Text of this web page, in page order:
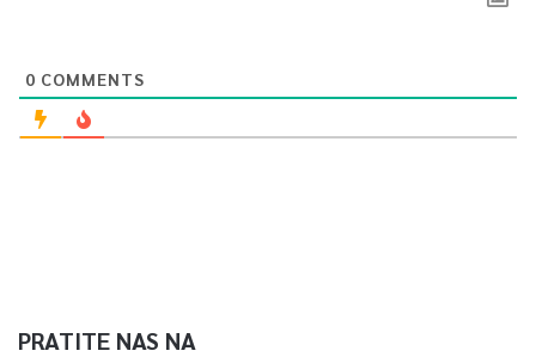
Hercegovine za članstvo u EU značajan za Univerzitet u
Sarajevu.
0 COMMENTS
PRATITE NAS NA